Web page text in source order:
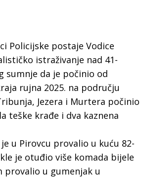
Policijske postaje Vodice
istraživanje nad 41-
sumnje da je počinio od
rujna 2025. na području
Jezera i Murtera počinio
teške krađe i dva kaznena
u Pirovcu provalio u kuću 82-
je otuđio više komada bijele
provalio u gumenjak u